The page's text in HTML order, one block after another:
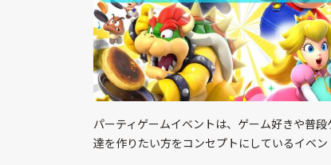
パーティゲームイベントは、ゲーム好きや普
達を作りたい方をコンセプトにしているイベン